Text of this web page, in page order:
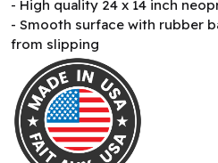
- High quality 24 x 14 inch
- Smooth surface with rubber
from slipping